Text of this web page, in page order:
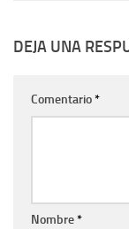
DEJA UNA
Comentario*
Nombre*